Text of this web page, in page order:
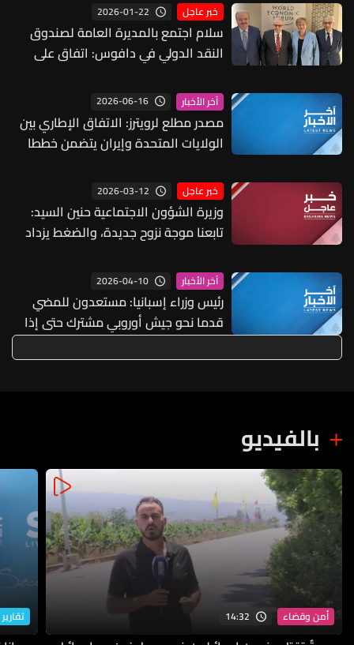
خبر عاجل 2026-01-22
سلام اجتمع بالمديرة العامة لصندوق
النقد الدولي في دافوس: اتفاق على
آخر الأخبار 2026-06-16
مصدر مطلع لرويترز: الاتفاق الإطاري بين
الولايات المتحدة وإيران يتضمن خططا
مليار دولار لتحفيز الاستثمار في
الجمهورية الإسلامية
خبر عاجل 2026-03-12
وزيرة الشؤون الاجتماعية حنين السيد:
تابعنا موجة نزوح جديدة، والضغط يزداد
لاستقبال النازحين كما فتحنا 18 مركزاً
جديداً
آخر الأخبار 2026-04-10
رئيس وزراء إسبانيا: مستعدون للمضي
قدما نحو جيش أوروبي مشترك حتى إذا
دعت إليه الضرورة غدا
بالفيديو
أمن وقضاء 14:32